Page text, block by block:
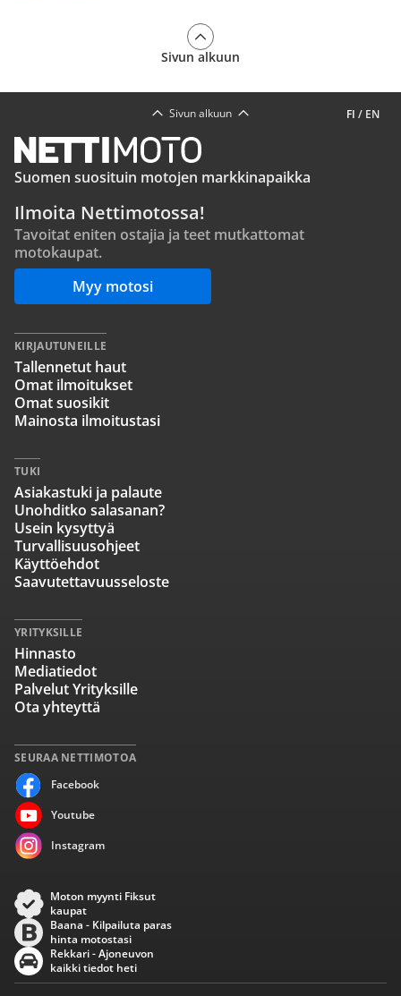
Sivun alkuun
FI / EN
Sivun alkuun
Suomen suosituin motojen markkinapaikka
Ilmoita Nettimotossa!
Tavoitat eniten ostajia ja teet mutkattomat
motokaupat.
Myy motosi
SEURAA NETTIMOTOA
Facebook
Youtube
Instagram
KIRJAUTUNEILLE
Tallennetut haut
Omat ilmoitukset
Omat suosikit
Mainosta ilmoitustasi
TUKI
Asiakastuki ja palaute
Unohditko salasanan?
Usein kysyttyä
Turvallisuusohjeet
Käyttöehdot
Saavutettavuusseloste
YRITYKSILLE
Hinnasto
Mediatiedot
Palvelut Yrityksille
Ota yhteyttä
Moton myynti Fiksut
kaupat
Baana - Kilpailuta paras
hinta motostasi
Rekkari - Ajoneuvon
kaikki tiedot heti